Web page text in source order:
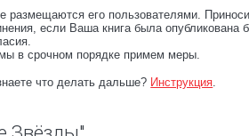
размещаются его пользователями.
если Ваша книга была опубликована
в срочном порядке примем меры.
что делать дальше? Инструкция.